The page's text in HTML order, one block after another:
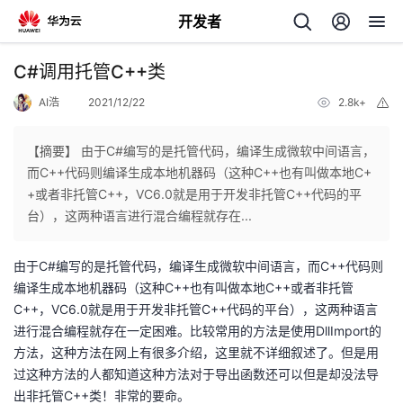
开发者
返
个
人
主
页
我
的
开
发
C#调用托管C++类
AI浩 2021/12/22 2.8k+
【摘要】 由于C#编写的是托管代码，编译生成微软中间语言，
而C++代码则编译生成本地机器码（这种C++也有叫做本地C+
+或者非托管C++，VC6.0就是用于开发非托管C++代码的平
台），这两种语言进行混合编程就存在...
由于C#编写的是托管代码，编译生成微软中间语言，而C++代码则
编译生成本地机器码（这种C++也有叫做本地C++或者非托管
C++，VC6.0就是用于开发非托管C++代码的平台），这两种语言
进行混合编程就存在一定困难。比较常用的方法是使用DllImport的
方法，这种方法在网上有很多介绍，这里就不详细叙述了。但是用
过这种方法的人都知道这种方法对于导出函数还可以但是却没法导
出非托管C++类！非常的要命。